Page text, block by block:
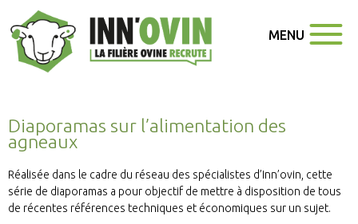
MENU
Diaporamas sur l’alimentation des
agneaux
Réalisée dans le cadre du réseau des spécialistes d’Inn’ovin, cette
série de diaporamas a pour objectif de mettre à disposition de tous
de récentes références techniques et économiques sur un sujet.